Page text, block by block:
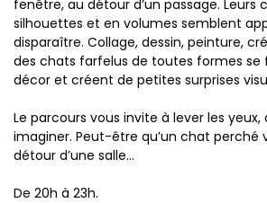
fenêtre, au détour d’un passage. Leurs
silhouettes et en volumes semblent
disparaître. Collage, dessin, peinture,
des chats farfelus de toutes formes se
décor et créent de petites surprises
Le parcours vous invite à lever les yeux,
imaginer. Peut-être qu’un chat perché
détour d’une salle…
De 20h à 23h.